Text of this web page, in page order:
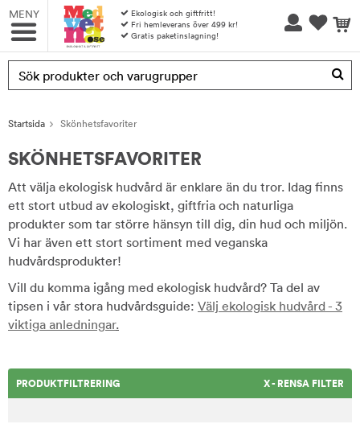
MENY
Ekologisk och giftfritt!
Fri hemleverans över 499 kr!
Gratis paketinslagning!
Produkten har blivit tillagd i varukorgen
Startsida Skönhetsfavoriter
SKÖNHETSFAVORITER
Att välja ekologisk hudvård är enklare än du tror. Idag finns
ett stort utbud av ekologiskt, giftfria och naturliga
produkter som tar större hänsyn till dig, din hud och miljön.
Vi har även ett stort sortiment med veganska
hudvårdsprodukter!
Vill du komma igång med ekologisk hudvård? Ta del av
tipsen i vår stora hudvårdsguide: Välj ekologisk hudvård - 3
viktiga anledningar.
PRODUKTFILTRERING X - RENSA FILTER